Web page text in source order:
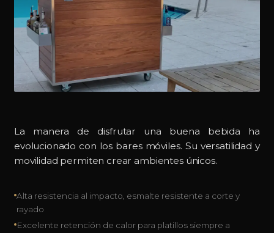
La manera de disfrutar una buena bebida ha
evolucionado con los bares móviles. Su versatilidad y
movilidad permiten crear ambientes únicos.
Alta resistencia al impacto, esmalte resistente a corte y
rayado
Excelente retención de calor para platillos siempre a